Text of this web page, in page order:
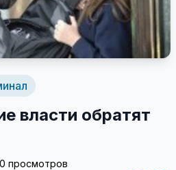
власти обратят
просмотров